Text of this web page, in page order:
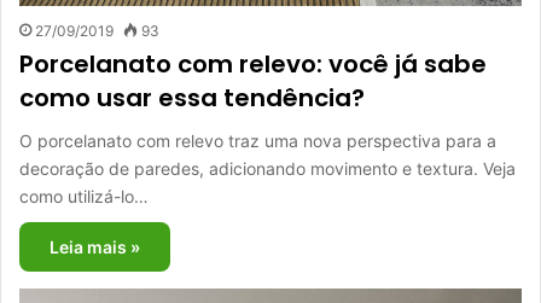
27/09/2019 93
Porcelanato com relevo: você já sabe
como usar essa tendência?
O porcelanato com relevo traz uma nova perspectiva para a
decoração de paredes, adicionando movimento e textura. Veja
como utilizá-lo…
Leia mais »